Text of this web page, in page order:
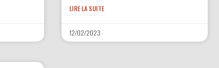
LIRE LA SUITE
12/02/2023